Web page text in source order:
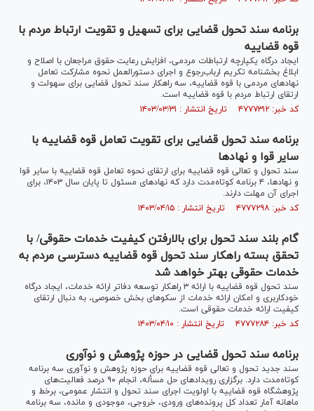
برنامه سند تحول قضایی برای تسهیل و تقویت ارتباط مردم با
قوه قضاییه
ایجاد درگاه یکپارچه ارتباطات مردمی، افزایش رعایت حقوق مراجعان با اصلاح و
ابلاغ بخشنامه تکریم ارباب‌رجوع و اجرای دستورالعمل نحوه مشارکت تعامل
نهاد‌های مردمی با قوه قضاییه، سه راهکار سند تحول قضایی برای سهولت و
ارتقای ارتباط مردم با قوه قضاییه است.
کد خبر: ۴۷۷۷۳۱۲ تاریخ انتشار : ۱۴۰۳/۰۳/۳۱
برنامه سند تحول قضایی برای تقویت تعامل قوه قضاییه با
سایر قوا و نهاد‌ها
سند تحول و تعالی قوه قضاییه برای ارتقای نحوه تعامل قوه قضاییه با سایر قوا
و نهاد‌ها، ۴ برنامه کوتاه‌مدت دارد که نهاد‌های مسئول تا پایان سال ۱۴۰۳، برای
اجرای آن مهلت دارند.
کد خبر: ۴۷۷۷۲۹۸ تاریخ انتشار : ۱۴۰۳/۰۴/۱۵
گام بلند سند تحول برای بالارفتن کیفیت خدمات حقوقی/ با
تحقق بسته راهکار سند تحول قوه قضاییه دسترسی مردم به
خدمات حقوقی بهتر خواهد شد
سند تحول قوه قضاییه با ارائه ۳ راهکار توسعه دفاتر ارائه خدمات، ایجاد درگاه
خودکاربری و امکان ارائه خدمات از سکو‌های بخش خصوصی، به دنبال ارتقای
کیفیت ارائه خدمات حقوقی است.
کد خبر: ۴۷۷۷۲۸۴ تاریخ انتشار : ۱۴۰۳/۰۴/۱۰
برنامه سند تحول قضایی در حوزه پژوهش و نوآوری
سند جدید تحول و تعالی قوه قضاییه برای حوزه پژوهش و نوآوری سه برنامه
کوتاه‌مدت دارد. برگزاری رویداد‌های حل مسأله، انجام ۹۰ درصد فعالیت‌های
پژوهشگاه قوه قضاییه با اولویت اجرای سند تحول و انتشار عمومی، برخط و
ماهانه آمار تعداد کل پرونده‌های ورودی، خروجی، موجودی و مانده، سه برنامه